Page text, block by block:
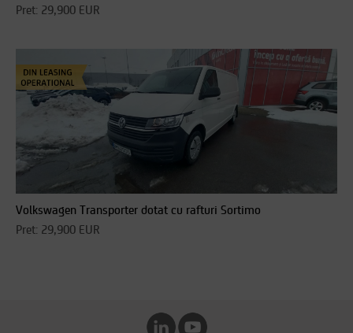
Pret: 29,900 EUR
Volkswagen Transporter dotat cu rafturi Sortimo
Pret: 29,900 EUR